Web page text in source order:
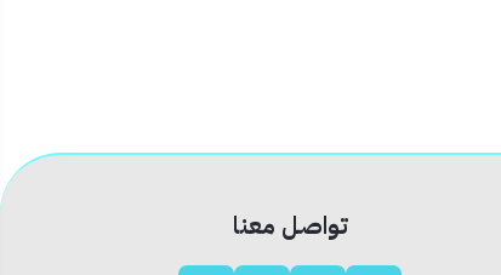
تواصل معنا